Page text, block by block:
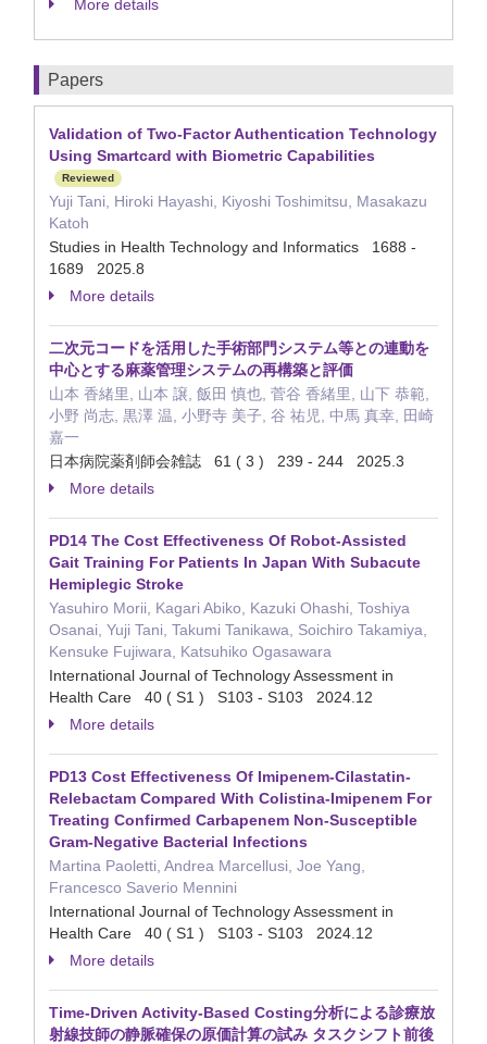
More details
Papers
Validation of Two-Factor Authentication Technology
Using Smartcard with Biometric Capabilities
Reviewed
Yuji Tani, Hiroki Hayashi, Kiyoshi Toshimitsu, Masakazu
Katoh
Studies in Health Technology and Informatics 1688 -
1689 2025.8
More details
二次元コードを活用した手術部門システム等との連動を
中心とする麻薬管理システムの再構築と評価
山本 香緒里, 山本 譲, 飯田 慎也, 菅谷 香緒里, 山下 恭範,
小野 尚志, 黒澤 温, 小野寺 美子, 谷 祐児, 中馬 真幸, 田崎
嘉一
日本病院薬剤師会雑誌 61 ( 3 ) 239 - 244 2025.3
More details
PD14 The Cost Effectiveness Of Robot-Assisted
Gait Training For Patients In Japan With Subacute
Hemiplegic Stroke
Yasuhiro Morii, Kagari Abiko, Kazuki Ohashi, Toshiya
Osanai, Yuji Tani, Takumi Tanikawa, Soichiro Takamiya,
Kensuke Fujiwara, Katsuhiko Ogasawara
International Journal of Technology Assessment in
Health Care 40 ( S1 ) S103 - S103 2024.12
More details
PD13 Cost Effectiveness Of Imipenem-Cilastatin-
Relebactam Compared With Colistina-Imipenem For
Treating Confirmed Carbapenem Non-Susceptible
Gram-Negative Bacterial Infections
Martina Paoletti, Andrea Marcellusi, Joe Yang,
Francesco Saverio Mennini
International Journal of Technology Assessment in
Health Care 40 ( S1 ) S103 - S103 2024.12
More details
Time-Driven Activity-Based Costing分析による診療放
射線技師の静脈確保の原価計算の試み タスクシフト前後